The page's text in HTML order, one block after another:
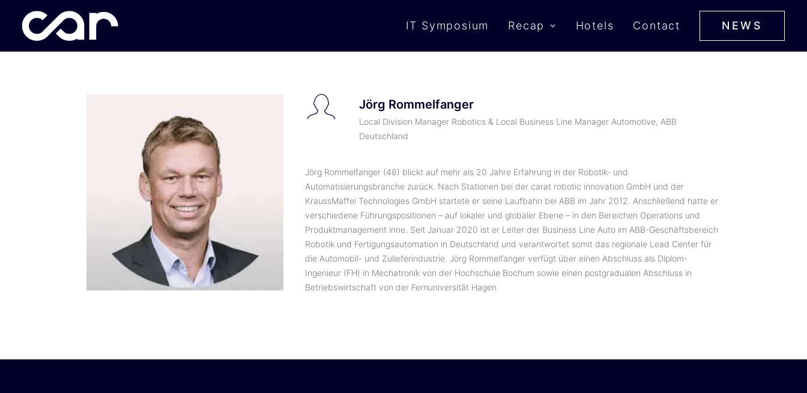
IT Symposium Recap Hotels Contact NEWS
Jörg Rommelfanger
Local Division Manager Robotics & Local Business Line Manager Automotive, ABB
Deutschland
Jörg Rommelfanger (48) blickt auf mehr als 20 Jahre Erfahrung in der Robotik- und
Automatisierungsbranche zurück. Nach Stationen bei der carat robotic innovation GmbH und der
KraussMaffei Technologies GmbH startete er seine Laufbahn bei ABB im Jahr 2012. Anschließend hatte er
verschiedene Führungspositionen – auf lokaler und globaler Ebene – in den Bereichen Operations und
Produktmanagement inne. Seit Januar 2020 ist er Leiter der Business Line Auto im ABB-Geschäftsbereich
Robotik und Fertigungsautomation in Deutschland und verantwortet somit das regionale Lead Center für
die Automobil- und Zulieferindustrie. Jörg Rommelfanger verfügt über einen Abschluss als Diplom-
Ingenieur (FH) in Mechatronik von der Hochschule Bochum sowie einen postgradualen Abschluss in
Betriebswirtschaft von der Fernuniversität Hagen.